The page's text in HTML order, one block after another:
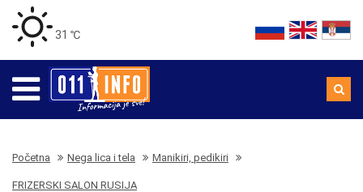
31 ℃
Početna Nega lica i tela Manikiri, pedikiri
FRIZERSKI SALON RUSIJA